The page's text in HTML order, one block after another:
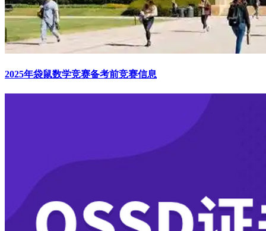
2025年袋鼠数学竞赛备考前竞赛信息